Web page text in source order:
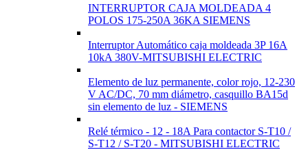
INTERRUPTOR CAJA MOLDEADA 4
POLOS 175-250A 36KA SIEMENS
Interruptor Automático caja moldeada 3P 16A
10kA 380V-MITSUBISHI ELECTRIC
Elemento de luz permanente, color rojo, 12-230
V AC/DC, 70 mm diámetro, casquillo BA15d
sin elemento de luz - SIEMENS
Relé térmico - 12 - 18A Para contactor S-T10 /
S-T12 / S-T20 - MITSUBISHI ELECTRIC